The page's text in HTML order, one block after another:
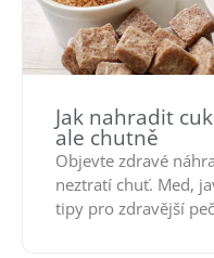
Jak nahradit
ale chutně
Objevte zdravé
neztratí chuť. Med,
tipy pro zdravější